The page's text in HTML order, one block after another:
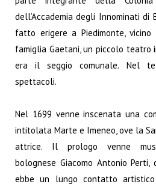
dell’Accademia degli Innominati di
fatto erigere a Piedimonte,
famiglia Gaetani, un piccolo teatro
era il seggio comunale. Nel
spettacoli.
Nel 1699 venne inscenata una
intitolata Marte e Imeneo, ove la
attrice. Il prologo venne
bolognese Giacomo Antonio
ebbe un lungo contatto